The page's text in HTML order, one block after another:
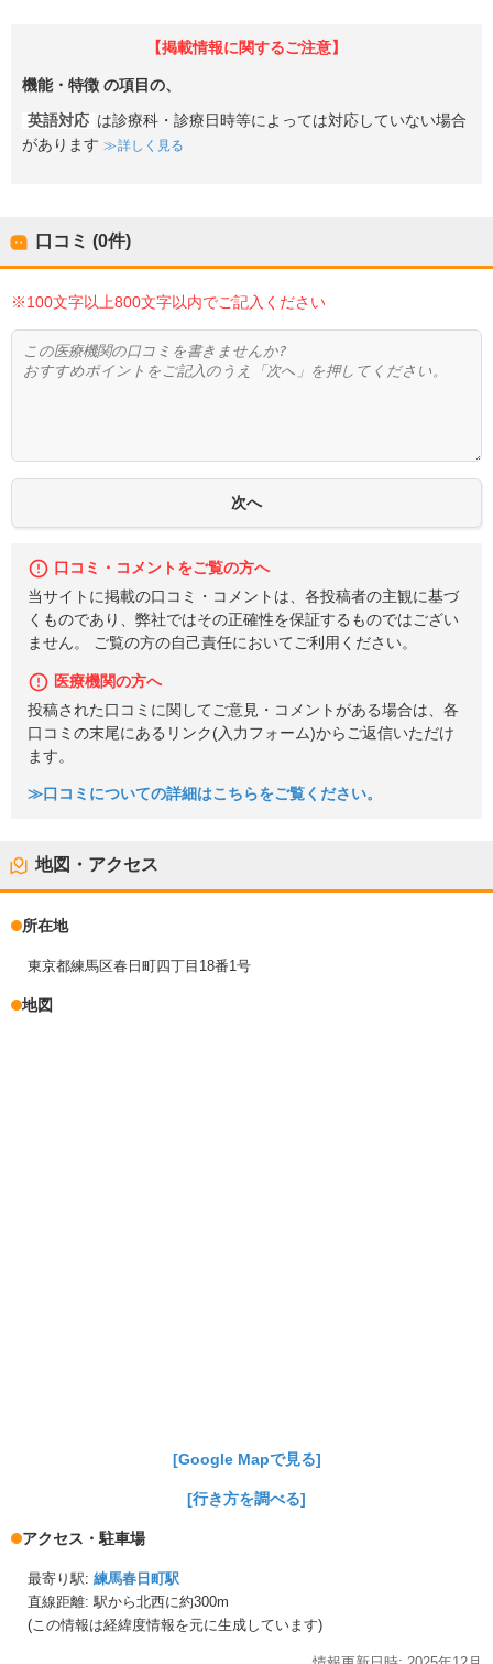
【掲載情報に関するご注意】
機能・特徴 の項目の、
英語対応 は診療科・診療日時等によっては対応していない場合
があります
詳しく見る
口コミ (0件)
※100文字以上800文字以内でご記入ください
口コミ・コメントをご覧の方へ
当サイトに掲載の口コミ・コメントは、各投稿者の主観に基づ
くものであり、弊社ではその正確性を保証するものではござい
ません。 ご覧の方の自己責任においてご利用ください。
医療機関の方へ
投稿された口コミに関してご意見・コメントがある場合は、各
口コミの末尾にあるリンク(入力フォーム)からご返信いただけ
ます。
≫口コミについての詳細はこちらをご覧ください。
地図・アクセス
所在地
東京都練馬区春日町四丁目18番1号
地図
[Google Mapで見る]
[行き方を調べる]
アクセス・駐車場
最寄り駅: 練馬春日町駅
直線距離: 駅から北西に約300m
(この情報は経緯度情報を元に生成しています)